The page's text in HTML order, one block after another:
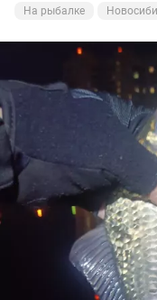
На рыбалке